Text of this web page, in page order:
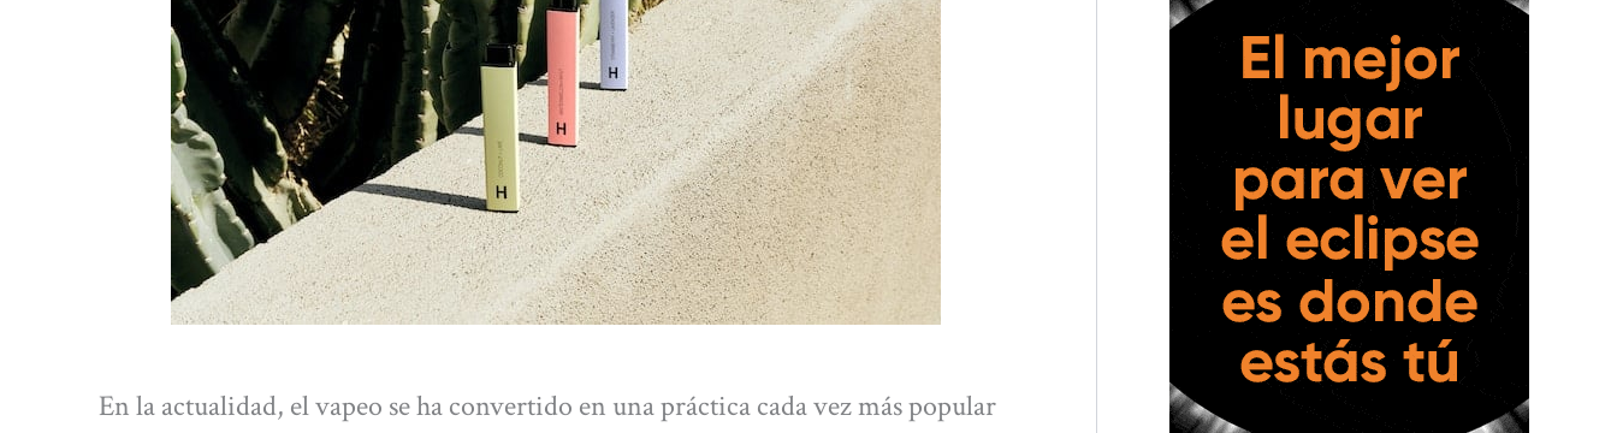
En la actualidad, el vapeo se ha convertido en una práctica cada vez más popular